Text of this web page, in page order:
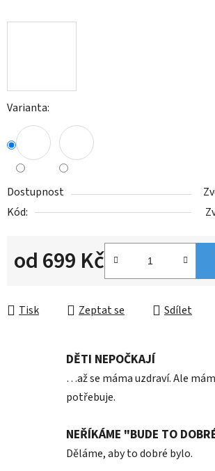
Varianta:
Dostupnost
Kód:
od699 Kč
Tisk Zeptat se Sdílet
DĚTI NEPOČKAJÍ
…až se máma uzdraví. Ale
potřebuje.
NEŘÍKÁME "BUDE TO
Děláme, aby to dobré bylo.